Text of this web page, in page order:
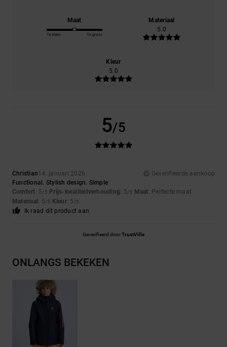
Maat
Te klein Te groot
Materiaal
5.0
Kleur
5.0
5/5
Christian14. januari 2026
Geverifieerde aankoop
Functional. Stylish design. Simple
Comfort: 5/5 Prijs-kwaliteitverhouding: 5/5 Maat: Perfecte maat
Materiaal : 5/5 Kleur: 5 /5
Ik raad dit product aan
Geverifieerd doorTrustVille
ONLANGS BEKEKEN